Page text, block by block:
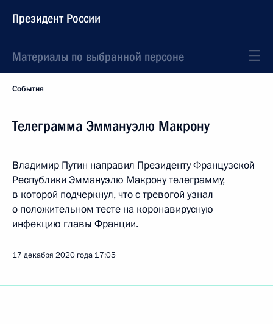
Президент России
Материалы по выбранной персоне
События
Телеграмма Эммануэлю Макрону
Владимир Путин направил Президенту Французской
Республики Эммануэлю Макрону телеграмму,
в которой подчеркнул, что с тревогой узнал
о положительном тесте на коронавирусную
инфекцию главы Франции.
17 декабря 2020 года 17:05